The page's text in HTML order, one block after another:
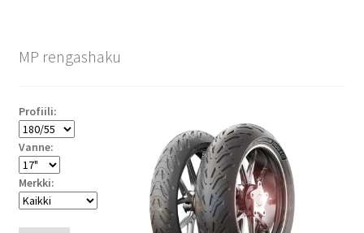
MP rengashaku
Profiili:
Vanne:
Merkki: